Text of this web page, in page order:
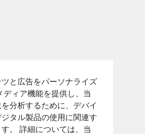
と広告をパーソナライズ
ディア機能を提供し、当
分析するために、デバイ
タル製品の使用に関連す
。 詳細については、当